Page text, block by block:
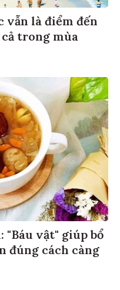
vẫn là điểm đến
trong mùa
"Báu vật" giúp bổ
đúng cách càng